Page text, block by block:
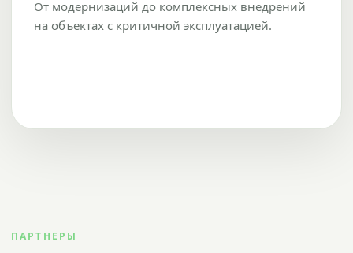
От модернизаций до комплексных внедрений
на объектах с критичной эксплуатацией.
ПАРТНЕРЫ